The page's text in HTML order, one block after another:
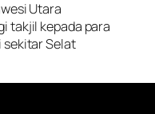
Utara
takjil kepada para
sekitar Selat